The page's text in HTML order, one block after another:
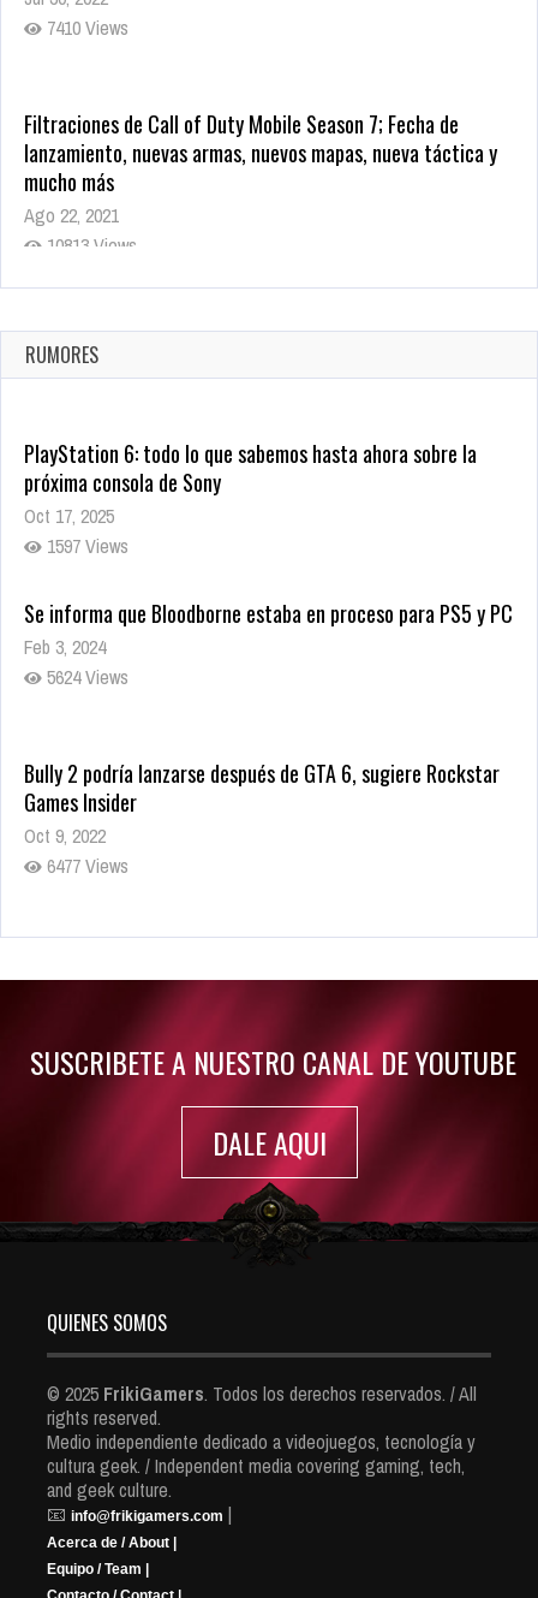
7410 Views
Filtraciones de Call of Duty Mobile Season 7; Fecha de
lanzamiento, nuevas armas, nuevos mapas, nueva táctica y
mucho más
Ago 22, 2021
10813 Views
La configuración de Call of Duty 2021 aparentemente ya fue
Ago 8, 2021
9995 Views
RUMORES
PlayStation 6: todo lo que sabemos hasta ahora sobre la
próxima consola de Sony
Oct 17, 2025
1597 Views
Se informa que Bloodborne estaba en proceso para PS5 y PC
Feb 3, 2024
5624 Views
Bully 2 podría lanzarse después de GTA 6, sugiere Rockstar
Games Insider
Oct 9, 2022
6477 Views
Rumor: Se filtran los primeros detalles de Resident Evil 9
SUSCRIBETE A NUESTRO CANAL DE YOUTUBE
DALE AQUI
QUIENES SOMOS
© 2025 FrikiGamers. Todos los derechos reservados. / All
rights reserved.
Medio independiente dedicado a videojuegos, tecnología y
cultura geek. / Independent media covering gaming, tech,
and geek culture.
📧 info@frikigamers.com |
Acerca de / About |
Equipo / Team |